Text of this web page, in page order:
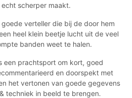
echt scherper maakt.
goede verteller die bij de door hem
heel klein beetje lucht uit de veel
banden weet te halen.
een prachtsport om kort, goed
en doorspekt met
het vertonen van goede gegevens
techniek in beeld te brengen.